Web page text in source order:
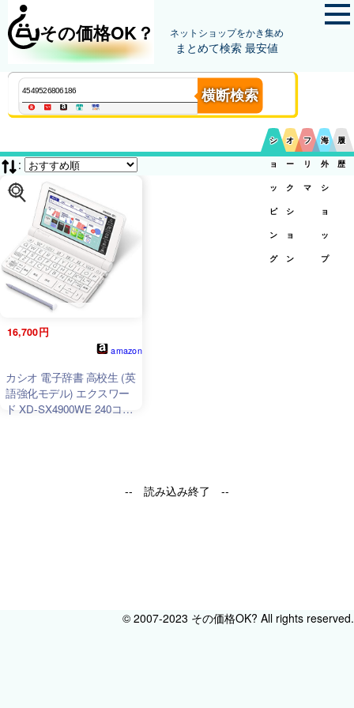
その価格OK？ ネットショップをかき集め
まとめて検索 最安値
横断検索
シ
ョ
ッ
ピ
ン
グ
オ
ー
ク
シ
ョ
ン
フ
リ
マ
海
外
シ
ョ
ッ
プ
履
歴
:
16,700円
amazon
カシオ 電子辞書 高校生 (英
語強化モデル) エクスワー
ド XD-SX4900WE 240コン
-- 読み込み終了 --
© 2007-2023 その価格OK? All rights reserved.